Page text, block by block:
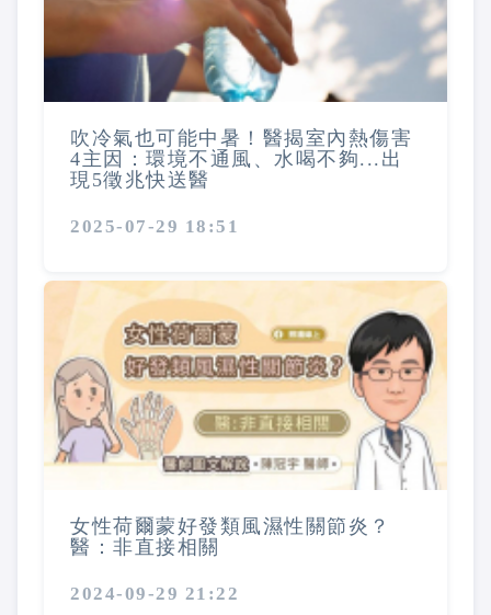
吹冷氣也可能中暑！醫揭室內熱傷害
4主因：環境不通風、水喝不夠...出
現5徵兆快送醫
2025-07-29 18:51
女性荷爾蒙好發類風濕性關節炎？
醫：非直接相關
2024-09-29 21:22